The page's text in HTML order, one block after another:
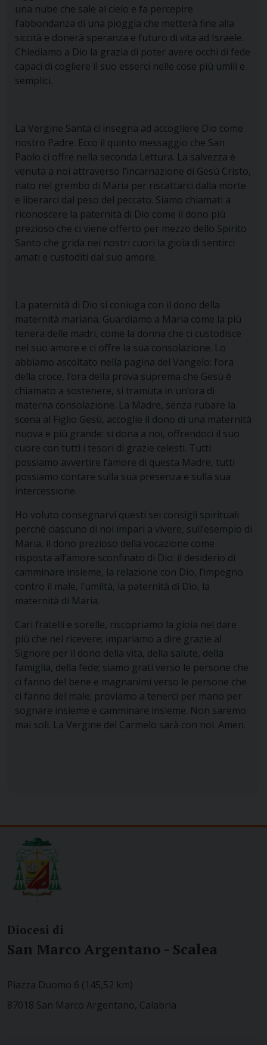
una nube che sale al cielo e fa percepire
l’abbondanza di una pioggia che metterà fine alla
siccità e donerà speranza e futuro di vita ad Israele.
Chiediamo a Dio la grazia di poter avere occhi di fede
capaci di cogliere il suo esserci nelle cose più umili e
semplici.
La Vergine Santa ci insegna ad accogliere Dio come
nostro Padre. Ecco il quinto messaggio che San
Paolo ci offre nella seconda Lettura. La salvezza è
venuta a noi attraverso l’incarnazione di Gesù Cristo,
nato nel grembo di Maria per riscattarci dalla morte
e liberarci dal peso del peccato. Siamo chiamati a
riconoscere la paternità di Dio come il dono più
prezioso che ci viene offerto per mezzo dello Spirito
Santo che grida nei nostri cuori la gioia di sentirci
amati e custoditi dal suo amore.
La paternità di Dio si coniuga con il dono della
maternità mariana. Guardiamo a Maria come la più
tenera delle madri, come la donna che ci custodisce
nel suo amore e ci offre la sua consolazione. Lo
abbiamo ascoltato nella pagina del Vangelo: l’ora
della croce, l’ora della prova suprema che Gesù è
chiamato a sostenere, si tramuta in un’ora di
materna consolazione. La Madre, senza rubare la
scena al Figlio Gesù, accoglie il dono di una maternità
nuova e più grande: si dona a noi, offrendoci il suo
cuore con tutti i tesori di grazie celesti. Tutti
possiamo avvertire l’amore di questa Madre, tutti
possiamo contare sulla sua presenza e sulla sua
intercessione.
Ho voluto consegnarvi questi sei consigli spirituali
perché ciascuno di noi impari a vivere, sull’esempio di
Maria, il dono prezioso della vocazione come
risposta all’amore sconfinato di Dio: il desiderio di
camminare insieme, la relazione con Dio, l’impegno
contro il male, l’umiltà, la paternità di Dio, la
maternità di Maria.
Cari fratelli e sorelle, riscopriamo la gioia nel dare
più che nel ricevere; impariamo a dire grazie al
Signore per il dono della vita, della salute, della
famiglia, della fede; siamo grati verso le persone che
ci fanno del bene e magnanimi verso le persone che
ci fanno del male; proviamo a tenerci per mano per
sognare insieme e camminare insieme. Non saremo
mai soli. La Vergine del Carmelo sarà con noi. Amen.
Diocesi di
San Marco Argentano - Scalea
Piazza Duomo 6 (145,52 km)
87018 San Marco Argentano, Calabria